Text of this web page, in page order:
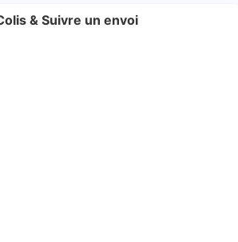
& Suivre un envoi